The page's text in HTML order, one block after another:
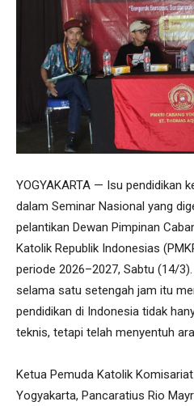
YOGYAKARTA — Isu pendidikan
dalam Seminar Nasional yang
pelantikan Dewan Pimpinan
Katolik Republik Indonesias
periode 2026–2027, Sabtu (14/
selama satu setengah jam itu
pendidikan di Indonesia tidak
teknis, tetapi telah menyentuh
Ketua Pemuda Katolik
Yogyakarta, Pancaratius Rio